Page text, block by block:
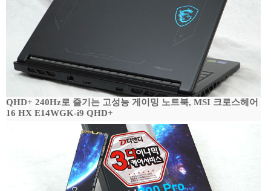
QHD+ 240Hz로 즐기는 고성능 게이밍 노트북, MSI 크로스헤어
16 HX E14WGK-i9 QHD+